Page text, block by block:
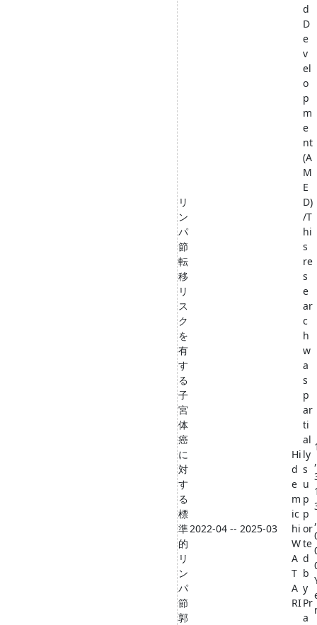
リ
ン
パ
節
転
移
リ
ス
ク
を
有
す
る
子
宮
体
癌
に
対
す
る
標
準
的
リ
ン
パ
節
郭
2022-04 -- 2025-03
Hi
d
e
m
ic
hi
W
A
T
A
RI
d
D
e
v
el
o
p
m
e
nt
(A
M
E
D)
/T
hi
s
re
s
e
ar
c
h
w
a
s
p
ar
ti
al
ly
s
u
p
p
or
te
d
b
y
Pr
a
,
,